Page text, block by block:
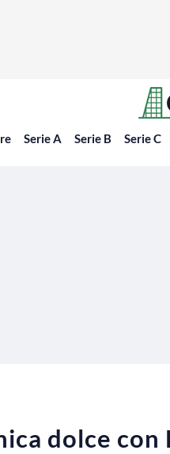
Serie A Serie B Serie C
dolce